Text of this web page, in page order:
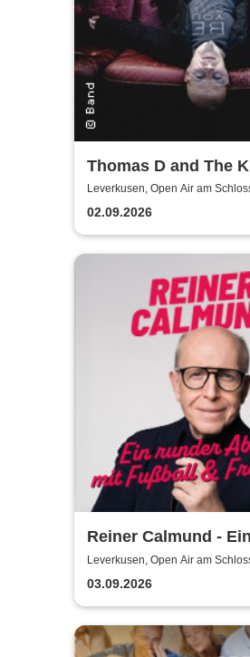
Thomas D and The
Neocortex Tour 2026
Leverkusen, Open Air am
02.09.2026
Reiner Calmund -
Abend mit Fußball &
Freunden
Leverkusen, Open Air am
03.09.2026